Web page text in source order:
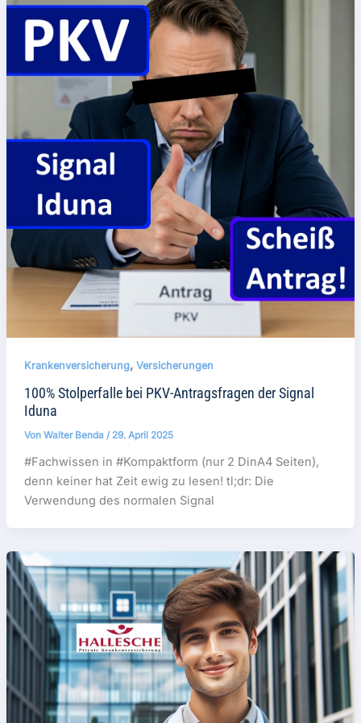
Krankenversicherung, Versicherungen
100% Stolperfalle bei PKV-Antragsfragen der Signal
Iduna
Von Walter Benda / 29. April 2025
#Fachwissen in #Kompaktform (nur 2 DinA4 Seiten),
denn keiner hat Zeit ewig zu lesen! tl;dr: Die
Verwendung des normalen Signal